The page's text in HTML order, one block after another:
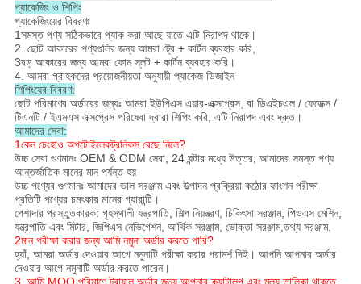
প্যাকেজিং ও শিপিং
প্যাকেজিংয়ের বিবরণঃ
1সমস্ত পণ্য সঠিকভাবে প্যাক করা আছে যাতে এটি নিরাপদ থাকে।
2. ছোট আকারের পণ্যগুলির জন্য আমরা ট্রে + কার্টন ব্যবহার করি,
3বড় আকারের জন্য আমরা ফোম স্লট + কার্টন ব্যবহার করি।
4. আমরা গ্রাহকদের প্রয়োজনীয়তা অনুযায়ী প্যাকেজ ডিজাইন
শিপিংয়ের বিবরণ:
ছোট পরিমাণের অর্ডারের জন্যঃ আমরা ইউপিএস এয়ার-এক্সপ্রেস, বা ডিএইচএল / ফেডেক্স /
টিএনটি / ইএমএস এক্সপ্রেস পরিষেবা দ্বারা শিপিং করি, এটি নিরাপদ এবং দ্রুত।
আমাদের সেবা:
1কেন চেংহাও অপটোইলেকট্রনিকস বেছে নিলে?
উচ্চ সেবা গুণমানঃ OEM & ODM সেবা; 24 ঘন্টার মধ্যে উত্তর; আমাদের সমস্ত পণ্য
আন্তর্জাতিক মানের মান পর্যন্ত হয়
উচ্চ পণ্যের গুণমানঃ আমাদের ভাল সরঞ্জাম এবং উত্পাদন প্রক্রিয়া কঠোর ফাংশন পরীক্ষা
প্রতিটি পণ্যের চমৎকার মানের গ্যারান্টি।
পেশাদার প্রস্তুতকারক: গৃহস্থালী যন্ত্রপাতি, শিল্প নিয়ন্ত্রণ, চিকিৎসা সরঞ্জাম, পিওএস মেশিন,
যন্ত্রপাতি এবং মিটার, জিপিএস নেভিগেশন, আর্থিক সরঞ্জাম, ভোক্তা সরঞ্জাম,তথ্য সরঞ্জাম.
2মান পরীক্ষা করার জন্য আমি নমুনা অর্ডার করতে পারি?
হ্যাঁ, আমরা অর্ডার দেওয়ার আগে নমুনাটি পরীক্ষা করার পরামর্শ দিই। আপনি আপনার অর্ডার
দেওয়ার আগে নমুনাটি অর্ডার করতে পারেন।